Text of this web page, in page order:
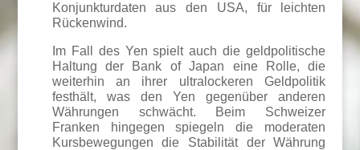
Konjunkturdaten aus den USA, für leichten
Rückenwind.
Im Fall des Yen spielt auch die geldpolitische
Haltung der Bank of Japan eine Rolle, die
weiterhin an ihrer ultralockeren Geldpolitik
festhält, was den Yen gegenüber anderen
Währungen schwächt. Beim Schweizer
Franken hingegen spiegeln die moderaten
Kursbewegungen die Stabilität der Währung